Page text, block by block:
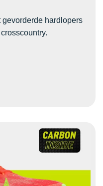
gevorderde hardlopers